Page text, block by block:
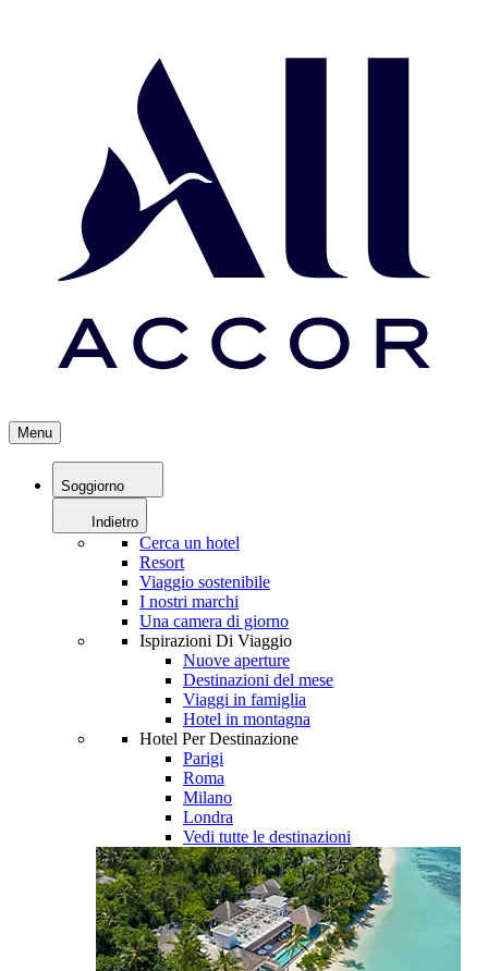
Menu
Soggiorno
Indietro
Cerca un hotel
Resort
Viaggio sostenibile
I nostri marchi
Una camera di giorno
Ispirazioni Di Viaggio
Nuove aperture
Destinazioni del mese
Viaggi in famiglia
Hotel in montagna
Hotel Per Destinazione
Parigi
Roma
Milano
Londra
Vedi tutte le destinazioni